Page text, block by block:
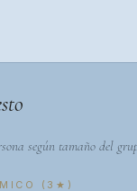
según tamaño del
(3★)